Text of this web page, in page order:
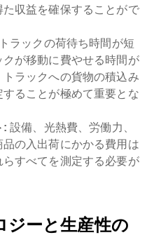
収益を確保することがで
トラックの荷待ち時間が短
が移動に費やせる時間が
ラックへの貨物の積込み
ることが極めて重要とな
: 設備、光熱費、労働力、
の入出荷にかかる費用は
すべてを測定する必要が
ジーと生産性の